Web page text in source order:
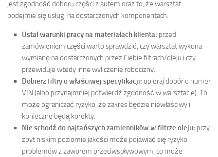
jest zgodność doboru części z autem oraz to, że warsztat
podejmie się usługi na dostarczonych komponentach.
Ustal warunki pracy na materiałach klienta: przed
zamówieniem części warto sprawdzić, czy warsztat wykona
wymianę na dostarczonych przez Ciebie filtrach/oleju i czy
przewiduje wtedy inne wyliczenie robocizny.
Dobierz filtry o właściwej specyfikacji: opieraj dobór o numer
VIN (albo przynajmniej potwierdź zgodność w warsztacie). To
może ograniczać ryzyko, że zakres będzie niewłaściwy i
konieczne będą korekty.
Nie schodź do najtańszych zamienników w filtrze oleju: przy
zbyt niskim poziomie jakości może pojawiać się ryzyko
problemów z zaworem przeciwspływowym, co może